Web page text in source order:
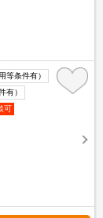
等条件有）
有）
可